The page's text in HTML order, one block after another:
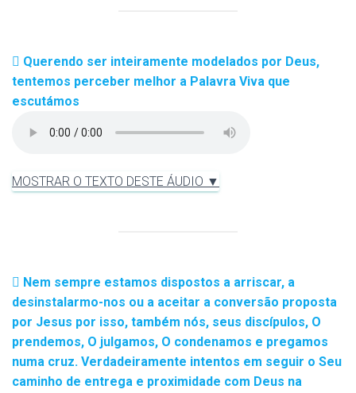
Querendo ser inteiramente modelados por Deus,
tentemos perceber melhor a Palavra Viva que
escutámos
MOSTRAR O TEXTO DESTE ÁUDIO ▼
Nem sempre estamos dispostos a arriscar, a
desinstalarmo-nos ou a aceitar a conversão proposta
por Jesus por isso, também nós, seus discípulos, O
prendemos, O julgamos, O condenamos e pregamos
numa cruz. Verdadeiramente intentos em seguir o Seu
caminho de entrega e proximidade com Deus na